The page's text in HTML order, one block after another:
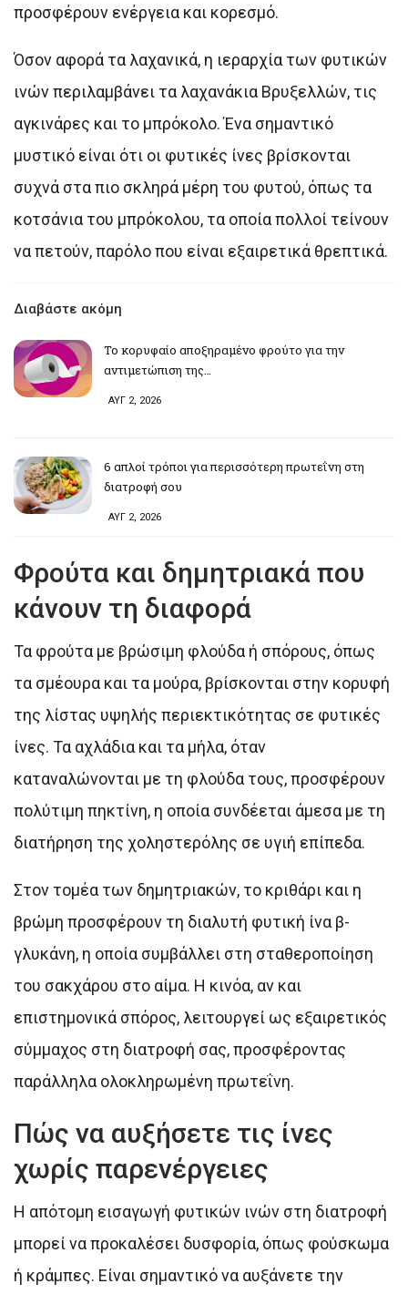
προσφέρουν ενέργεια και κορεσμό.
Όσον αφορά τα λαχανικά, η ιεραρχία των φυτικών
ινών περιλαμβάνει τα λαχανάκια Βρυξελλών, τις
αγκινάρες και το μπρόκολο. Ένα σημαντικό
μυστικό είναι ότι οι φυτικές ίνες βρίσκονται
συχνά στα πιο σκληρά μέρη του φυτού, όπως τα
κοτσάνια του μπρόκολου, τα οποία πολλοί τείνουν
να πετούν, παρόλο που είναι εξαιρετικά θρεπτικά.
Διαβάστε ακόμη
Το κορυφαίο αποξηραμένο φρούτο για την
αντιμετώπιση της…
ΑΥΓ 2, 2026
6 απλοί τρόποι για περισσότερη πρωτεΐνη στη
διατροφή σου
ΑΥΓ 2, 2026
Φρούτα και δημητριακά που
κάνουν τη διαφορά
Τα φρούτα με βρώσιμη φλούδα ή σπόρους, όπως
τα σμέουρα και τα μούρα, βρίσκονται στην κορυφή
της λίστας υψηλής περιεκτικότητας σε φυτικές
ίνες. Τα αχλάδια και τα μήλα, όταν
καταναλώνονται με τη φλούδα τους, προσφέρουν
πολύτιμη πηκτίνη, η οποία συνδέεται άμεσα με τη
διατήρηση της χοληστερόλης σε υγιή επίπεδα.
Στον τομέα των δημητριακών, το κριθάρι και η
βρώμη προσφέρουν τη διαλυτή φυτική ίνα β-
γλυκάνη, η οποία συμβάλλει στη σταθεροποίηση
του σακχάρου στο αίμα. Η κινόα, αν και
επιστημονικά σπόρος, λειτουργεί ως εξαιρετικός
σύμμαχος στη διατροφή σας, προσφέροντας
παράλληλα ολοκληρωμένη πρωτεΐνη.
Πώς να αυξήσετε τις ίνες
χωρίς παρενέργειες
Η απότομη εισαγωγή φυτικών ινών στη διατροφή
μπορεί να προκαλέσει δυσφορία, όπως φούσκωμα
ή κράμπες. Είναι σημαντικό να αυξάνετε την